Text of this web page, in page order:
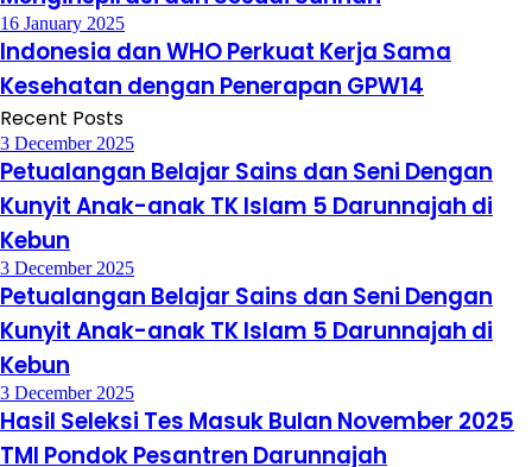
16 January 2025
Indonesia dan WHO Perkuat Kerja Sama
Kesehatan dengan Penerapan GPW14
Recent Posts
3 December 2025
Petualangan Belajar Sains dan Seni Dengan
Kunyit Anak-anak TK Islam 5 Darunnajah di
Kebun
3 December 2025
Petualangan Belajar Sains dan Seni Dengan
Kunyit Anak-anak TK Islam 5 Darunnajah di
Kebun
3 December 2025
Hasil Seleksi Tes Masuk Bulan November 2025
TMI Pondok Pesantren Darunnajah